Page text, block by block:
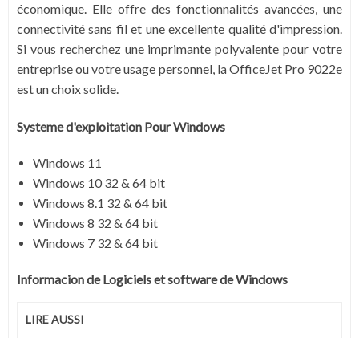
économique. Elle offre des fonctionnalités avancées, une
connectivité sans fil et une excellente qualité d'impression.
Si vous recherchez une imprimante polyvalente pour votre
entreprise ou votre usage personnel, la OfficeJet Pro 9022e
est un choix solide.
Systeme d'exploitation Pour Windows
Windows 11
Windows 10 32 & 64 bit
Windows 8.1 32 & 64 bit
Windows 8 32 & 64 bit
Windows 7 32 & 64 bit
Informacion de Logiciels et software de Windows
LIRE AUSSI